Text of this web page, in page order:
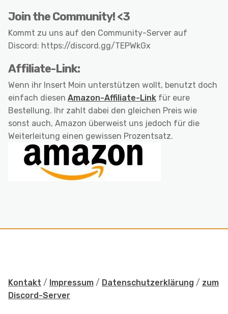
Join the Community! <3
Kommt zu uns auf den Community-Server auf
Discord: https://discord.gg/TEPWkGx
Affiliate-Link:
Wenn ihr Insert Moin unterstützen wollt, benutzt doch
einfach diesen Amazon-Affiliate-Link für eure
Bestellung. Ihr zahlt dabei den gleichen Preis wie
sonst auch, Amazon überweist uns jedoch für die
Weiterleitung einen gewissen Prozentsatz.
Kontakt / Impressum / Datenschutzerklärung / zum
Discord-Server